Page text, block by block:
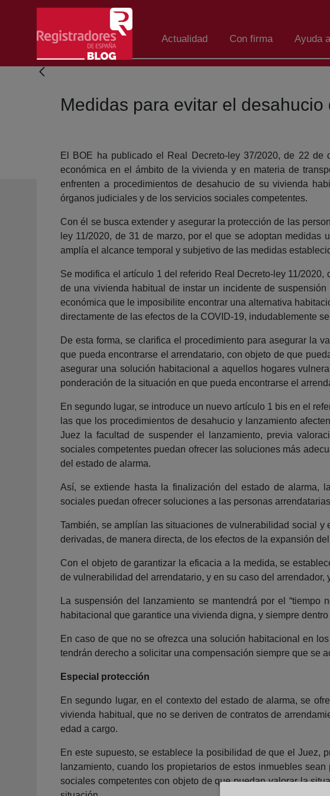
Saltar al contenido principal
Actualidad Con firma Ayuda
Medidas para evitar el
El BOE ha publicado el Real Decreto-ley 37/2020, de 22
económica en el ámbito de la vivienda y en materia de
enfrenten a procedimientos de desahucio de su vivienda
órganos judiciales y de los servicios sociales competentes.
Con él se busca extender y asegurar la protección de las
ley 11/2020, de 31 de marzo, por el que se adoptan
amplía el alcance temporal y subjetivo de las medidas
Se modifica el artículo 1 del referido Real Decreto-ley 11/
de una vivienda habitual de instar un incidente de
económica que le imposibilite encontrar una alternativa
directamente de las efectos de la COVID-19, indudablemente
De esta forma, se clarifica el procedimiento para asegurar la
que pueda encontrarse el arrendatario, con objeto de que
asegurar una solución habitacional a aquellos hogares
ponderación de la situación en que pueda encontrarse el
En segundo lugar, se introduce un nuevo artículo 1 bis en el
las que los procedimientos de desahucio y lanzamiento
Juez la facultad de suspender el lanzamiento, previa
sociales competentes puedan ofrecer las soluciones más
del estado de alarma.
Así, se extiende hasta la finalización del estado de alarma,
sociales puedan ofrecer soluciones a las personas
También, se amplían las situaciones de vulnerabilidad social
derivadas, de manera directa, de los efectos de la expansión
Con el objeto de garantizar la eficacia a la medida, se
de vulnerabilidad del arrendatario, y en su caso del arrendador,
La suspensión del lanzamiento se mantendrá por el
habitacional que garantice una vivienda digna, y siempre
En caso de que no se ofrezca una solución habitacional en
tendrán derecho a solicitar una compensación siempre que se
Especial protección
En segundo lugar, en el contexto del estado de alarma, se
vivienda habitual, que no se deriven de contratos de
edad a cargo.
En este supuesto, se establece la posibilidad de que el Juez,
lanzamiento, cuando los propietarios de estos inmuebles
sociales competentes con objeto de que puedan valorar la